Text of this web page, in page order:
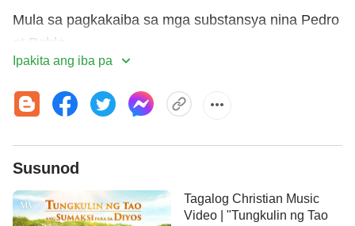
Mula sa pagkakaiba sa mga substansya nina Pedro
at Pablo
ang lahat niyaong hindi naghahangad ng buhay
ay gumagawa nang walang saysay,
ay gumagawa nang walang saysay!
Ipakita ang iba pa
Susunod
Tagalog Christian Music
Video | "Tungkulin ng Tao